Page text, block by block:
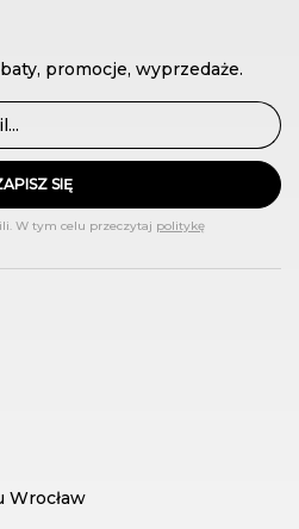
promocje, wyprzedaże.
SIĘ
W tym celu przeczytaj politykę
Wrocław